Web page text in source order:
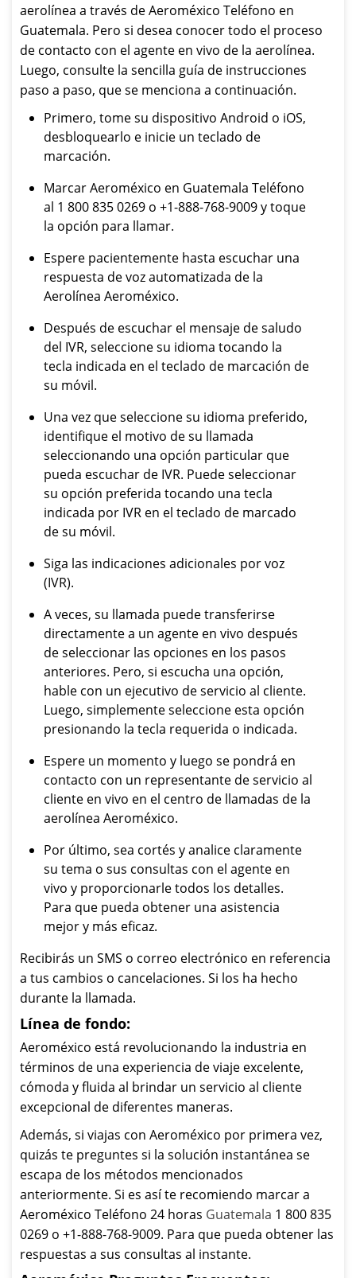
aerolínea a través de Aeroméxico Teléfono en
Guatemala. Pero si desea conocer todo el proceso
de contacto con el agente en vivo de la aerolínea.
Luego, consulte la sencilla guía de instrucciones
paso a paso, que se menciona a continuación.
Primero, tome su dispositivo Android o iOS,
desbloquearlo e inicie un teclado de
marcación.
Marcar Aeroméxico en Guatemala Teléfono
al 1 800 835 0269 o +1-888-768-9009 y toque
la opción para llamar.
Espere pacientemente hasta escuchar una
respuesta de voz automatizada de la
Aerolínea Aeroméxico.
Después de escuchar el mensaje de saludo
del IVR, seleccione su idioma tocando la
tecla indicada en el teclado de marcación de
su móvil.
Una vez que seleccione su idioma preferido,
identifique el motivo de su llamada
seleccionando una opción particular que
pueda escuchar de IVR. Puede seleccionar
su opción preferida tocando una tecla
indicada por IVR en el teclado de marcado
de su móvil.
Siga las indicaciones adicionales por voz
(IVR).
A veces, su llamada puede transferirse
directamente a un agente en vivo después
de seleccionar las opciones en los pasos
anteriores. Pero, si escucha una opción,
hable con un ejecutivo de servicio al cliente.
Luego, simplemente seleccione esta opción
presionando la tecla requerida o indicada.
Espere un momento y luego se pondrá en
contacto con un representante de servicio al
cliente en vivo en el centro de llamadas de la
aerolínea Aeroméxico.
Por último, sea cortés y analice claramente
su tema o sus consultas con el agente en
vivo y proporcionarle todos los detalles.
Para que pueda obtener una asistencia
mejor y más eficaz.
Recibirás un SMS o correo electrónico en referencia
a tus cambios o cancelaciones. Si los ha hecho
durante la llamada.
Línea de fondo:
Aeroméxico está revolucionando la industria en
términos de una experiencia de viaje excelente,
cómoda y fluida al brindar un servicio al cliente
excepcional de diferentes maneras.
Además, si viajas con Aeroméxico por primera vez,
quizás te preguntes si la solución instantánea se
escapa de los métodos mencionados
anteriormente. Si es así te recomiendo marcar a
Aeroméxico Teléfono 24 horas Guatemala 1 800 835
0269 o +1-888-768-9009. Para que pueda obtener las
respuestas a sus consultas al instante.